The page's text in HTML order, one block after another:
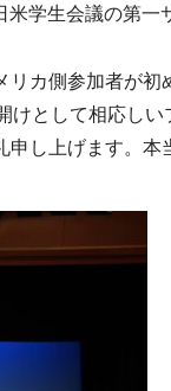
学生会議の第一
カ側参加者が
として相応し
し上げます。本